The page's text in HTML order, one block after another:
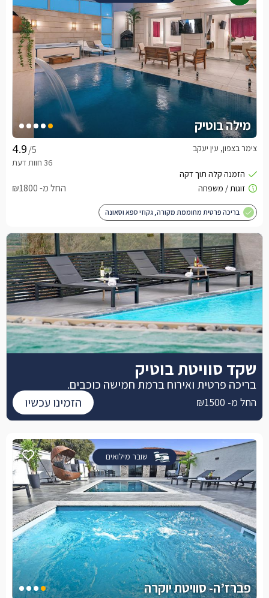
מילה בוטיק
/5 צימר בצפון, עין יעקב
החל מ- ₪1800
בריכה פרטית מחוממת מקורה, גקוזי ספא וסאונה
שובר מילואים
פברז’ה- סוויטת יוקרה
שקד סוויטת בוטיק
בריכה פרטית ואירוח ברמת חמישה כוכבים.
החל מ- ₪1500 הזמינו עכשיו